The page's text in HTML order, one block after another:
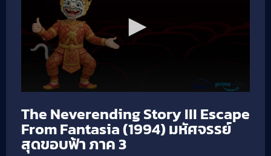
The Neverending Story III Escape
From Fantasia (1994) มหัศจรรย์
สุดขอบฟ้า ภาค 3